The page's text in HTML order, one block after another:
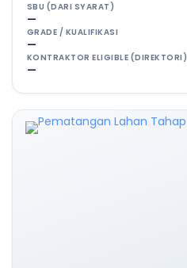
SBU (DARI SYARAT)
—
GRADE / KUALIFIKASI
—
KONTRAKTOR ELIGIBLE (DIREKTORI)
—